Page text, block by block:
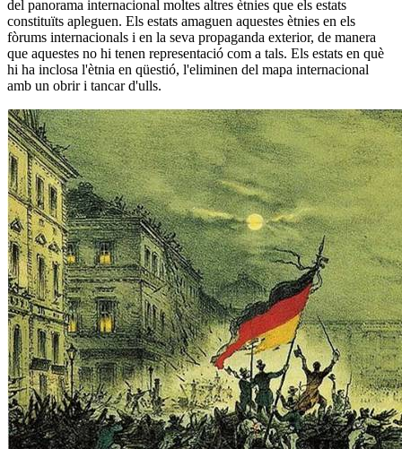
del panorama internacional moltes altres ètnies que els estats
constituïts apleguen. Els estats amaguen aquestes ètnies en els
fòrums internacionals i en la seva propaganda exterior, de manera
que aquestes no hi tenen representació com a tals. Els estats en què
hi ha inclosa l'ètnia en qüestió, l'eliminen del mapa internacional
amb un obrir i tancar d'ulls.